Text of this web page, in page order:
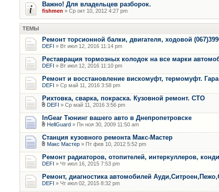
Важно! Для владельцев разборок.
fishmen » Ср окт 10, 2012 4:27 pm
ТЕМЫ
Ремонт торсионной балки, двигателя, ходовой
DEFI » Вт июл 12, 2016 11:14 pm
Реставрация тормозных колодок на все марки
DEFI » Вт июл 12, 2016 11:10 pm
Ремонт и восстановление вискомуфт, термомуфт.
DEFI » Ср май 11, 2016 3:58 pm
Рихтовка, сварка, покраска. Кузовной ремонт. СТО
DEFI » Ср май 11, 2016 3:56 pm
InGear Тюнинг вашего авто в Днепропетровске
HellGuard » Пн ноя 30, 2009 11:50 am
Станция кузовного ремонта Макс-Мастер
Макс Мастер » Пт фев 10, 2012 5:52 pm
Ремонт радиаторов, отопителей, интеркуллеров,
DEFI » Чт июл 16, 2015 7:53 pm
Ремонт, диагностика автомобилей
DEFI » Чт июл 02, 2015 8:32 pm